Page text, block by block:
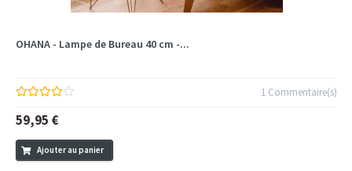
OHANA - Lampe de Bureau 40 cm -...
1 Commentaire(s)
59,95 €
Ajouter au panier